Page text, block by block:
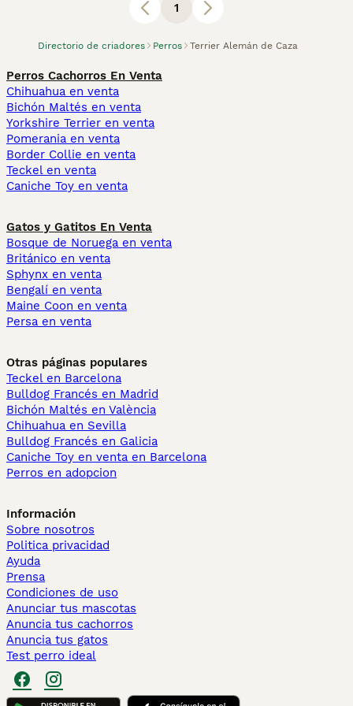
Directorio de criadores Perros Terrier Alemán de Caza
1
Perros Cachorros En Venta
Chihuahua en venta
Bichón Maltés en venta
Yorkshire Terrier en venta
Pomerania en venta
Border Collie en venta
Teckel en venta
Caniche Toy en venta
Gatos y Gatitos En Venta
Bosque de Noruega en venta
Británico en venta
Sphynx en venta
Bengalí en venta
Maine Coon en venta
Persa en venta
Otras páginas populares
Teckel en Barcelona
Bulldog Francés en Madrid
Bichón Maltés en València
Chihuahua en Sevilla
Bulldog Francés en Galicia
Caniche Toy en venta en Barcelona
Perros en adopcion
Información
Sobre nosotros
Politica privacidad
Ayuda
Prensa
Condiciones de uso
Anunciar tus mascotas
Anuncia tus cachorros
Anuncia tus gatos
Test perro ideal